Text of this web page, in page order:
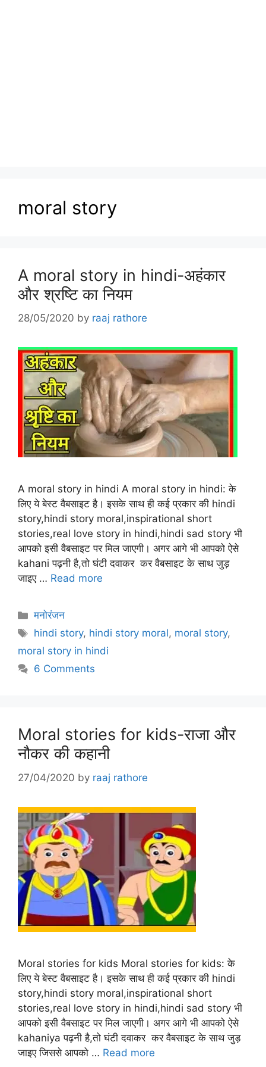
moral story
A moral story in hindi-अहंकार
और श्रष्टि का नियम
28/05/2020 by raaj rathore
A moral story in hindi A moral story in hindi: के
लिए ये बेस्ट वैबसाइट है। इसके साथ ही कई प्रकार की hindi
story,hindi story moral,inspirational short
stories,real love story in hindi,hindi sad story भी
आपको इसी वैबसाइट पर मिल जाएगी। अगर आगे भी आपको ऐसे
kahani पढ़नी है,तो घंटी दवाकर कर वैबसाइट के साथ जुड़
जाइए … Read more
Categories
मनोरंजन
Tags
hindi story, hindi story moral, moral story,
moral story in hindi
6 Comments
Moral stories for kids-राजा और
नौकर की कहानी
27/04/2020 by raaj rathore
Moral stories for kids Moral stories for kids: के
लिए ये बेस्ट वैबसाइट है। इसके साथ ही कई प्रकार की hindi
story,hindi story moral,inspirational short
stories,real love story in hindi,hindi sad story भी
आपको इसी वैबसाइट पर मिल जाएगी। अगर आगे भी आपको ऐसे
kahaniya पढ़नी है,तो घंटी दवाकर कर वैबसाइट के साथ जुड़
जाइए जिससे आपको … Read more